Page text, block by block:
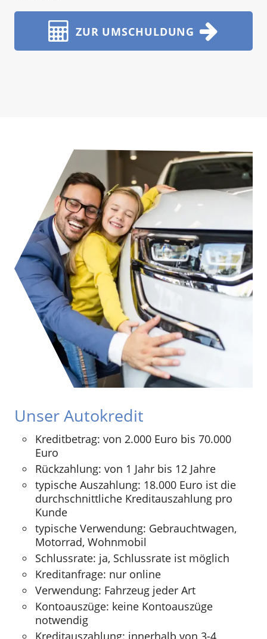
ZUR UMSCHULDUNG
Unser Autokredit
Kreditbetrag: von 2.000 Euro bis 70.000
Euro
Rückzahlung: von 1 Jahr bis 12 Jahre
typische Auszahlung: 18.000 Euro ist die
durchschnittliche Kreditauszahlung pro
Kunde
typische Verwendung: Gebrauchtwagen,
Motorrad, Wohnmobil
Schlussrate: ja, Schlussrate ist möglich
Kreditanfrage: nur online
Verwendung: Fahrzeug jeder Art
Kontoauszüge: keine Kontoauszüge
notwendig
Kreditauszahlung: innerhalb von 3-4